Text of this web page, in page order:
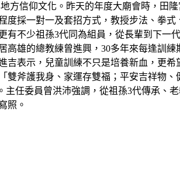
方信仰文化。昨天的年度大廟會時，田
採一對一及套招方式，教授步法、拳
不少祖孫3代同為組員，從長輩到下一
雄的總教練曾進興，30多年來每逢訓
表示，兒童訓練不只是培養新血，更
斧護我身、家運存雙福；平安吉祥物、
任委員曾洪沛強調，從祖孫3代傳承、
照。